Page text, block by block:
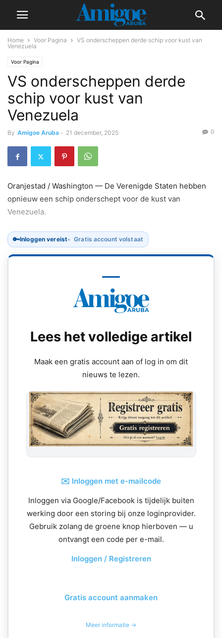
Home Voor Pagina
VS onderscheppen derde schip voor kust van
Venezuela
Voor Pagina
VS onderscheppen derde
schip voor kust van
Venezuela
By Amigoe Aruba - 21 december, 2025 0
Oranjestad / Washington — De Verenigde Staten hebben
opnieuw een schip onderschept voor de kust van
Venezuela.
🔑Inloggen vereist Gratis account volstaat
Lees het volledige artikel
Maak een gratis account aan of log in om dit
nieuws te lezen.
✉️ Inloggen met e-mailcode
Inloggen via Google/Facebook is tijdelijk buiten
werking door een storing bij onze loginprovider.
Gebruik zolang de groene knop hierboven — u
ontvangt een code per e-mail.
Inloggen / Registreren
Gratis account aanmaken
Meer informatie →